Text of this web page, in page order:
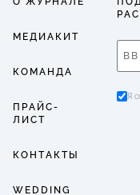
МЕДИАКИТ
КОМАНДА
ПРАЙС-
ЛИСТ
КОНТАКТЫ
WEDDING
Я